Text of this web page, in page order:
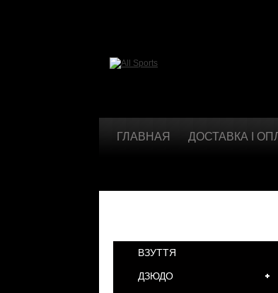
ГЛАВНАЯ ДОСТАВКА І
ВЗУТТЯ
ДЗЮДО